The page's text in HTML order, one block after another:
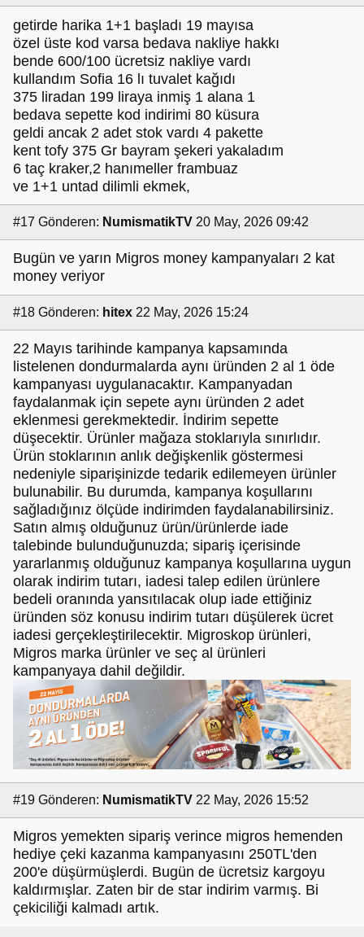
getirde harika 1+1 başladı 19 mayısa
özel üste kod varsa bedava nakliye hakkı
bende 600/100 ücretsiz nakliye vardı
kullandım Sofia 16 lı tuvalet kağıdı
375 liradan 199 liraya inmiş 1 alana 1
bedava sepette kod indirimi 80 küsura
geldi ancak 2 adet stok vardı 4 pakette
kent tofy 375 Gr bayram şekeri yakaladım
6 taç kraker,2 hanımeller frambuaz
ve 1+1 untad dilimli ekmek,
#17 Gönderen: NumismatikTV 20 May, 2026 09:42
Bugün ve yarın Migros money kampanyaları 2 kat
money veriyor
#18 Gönderen: hitex 22 May, 2026 15:24
22 Mayıs tarihinde kampanya kapsamında
listelenen dondurmalarda aynı üründen 2 al 1 öde
kampanyası uygulanacaktır. Kampanyadan
faydalanmak için sepete aynı üründen 2 adet
eklenmesi gerekmektedir. İndirim sepette
düşecektir. Ürünler mağaza stoklarıyla sınırlıdır.
Ürün stoklarının anlık değişkenlik göstermesi
nedeniyle siparişinizde tedarik edilemeyen ürünler
bulunabilir. Bu durumda, kampanya koşullarını
sağladığınız ölçüde indirimden faydalanabilirsiniz.
Satın almış olduğunuz ürün/ürünlerde iade
talebinde bulunduğunuzda; sipariş içerisinde
yararlanmış olduğunuz kampanya koşullarına uygun
olarak indirim tutarı, iadesi talep edilen ürünlere
bedeli oranında yansıtılacak olup iade ettiğiniz
üründen söz konusu indirim tutarı düşülerek ücret
iadesi gerçekleştirilecektir. Migroskop ürünleri,
Migros marka ürünler ve seç al ürünleri
kampanyaya dahil değildir.
#19 Gönderen: NumismatikTV 22 May, 2026 15:52
Migros yemekten sipariş verince migros hemenden
hediye çeki kazanma kampanyasını 250TL'den
200'e düşürmüşlerdi. Bugün de ücretsiz kargoyu
kaldırmışlar. Zaten bir de star indirim varmış. Bi
çekiciliği kalmadı artık.